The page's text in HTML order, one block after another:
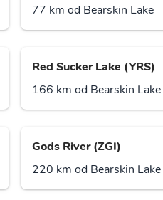
77 km od Bearskin Lake
Red Sucker Lake (YRS)
166 km od Bearskin Lake
Gods River (ZGI)
220 km od Bearskin Lake